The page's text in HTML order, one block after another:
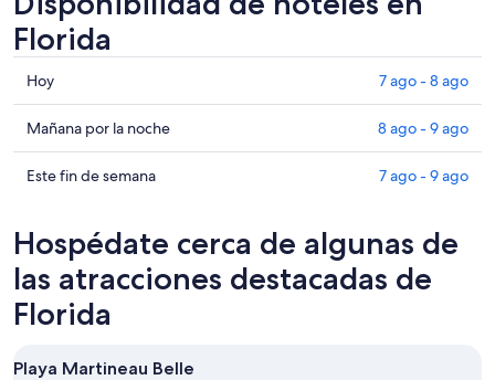
Florida
Consultar
precios
en
Florida
para
ago
8
ago
Hoy 7 ago - 8 ago
Consultar
precios
en
mañana
la
noche,
ago
Mañana por la noche 8 ago - 9 ago
Consultar
Florida
para
este
fin
semana,
Este fin de semana 7 ago - 9 ago
Hospédate cerca de algunas de
las atracciones destacadas de
Florida
Playa Martineau Belle